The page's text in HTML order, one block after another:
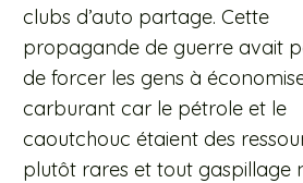
clubs d’auto partage. Cette
propagande de guerre avait
de forcer les gens à
carburant car le pétrole et le
caoutchouc étaient des
plutôt rares et tout gaspillage